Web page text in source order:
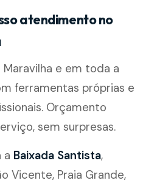
atendimento no
e em toda a
ferramentas próprias e
Orçamento
sem surpresas.
a Baixada Santista,
Vicente, Praia Grande,